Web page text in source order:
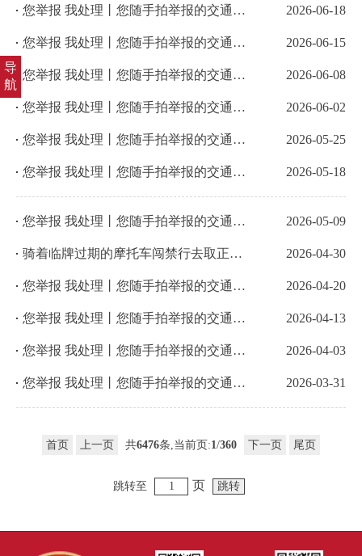
导
航
2026-06-18
您举报 我处理丨您随手拍举报的交通违法已查处
2026-06-15
您举报 我处理丨您随手拍举报的交通违法已查处
2026-06-08
您举报 我处理丨您随手拍举报的交通违法已查处
2026-06-02
您举报 我处理丨您随手拍举报的交通违法已查处
2026-05-25
您举报 我处理丨您随手拍举报的交通违法已查处
2026-05-18
您举报 我处理丨您随手拍举报的交通违法已查处
2026-05-09
您举报 我处理丨您随手拍举报的交通违法已查处
2026-04-30
骑着临牌过期的摩托车闯禁行去取正式号牌……
2026-04-20
您举报 我处理丨您随手拍举报的交通违法已查处
2026-04-13
您举报 我处理丨您随手拍举报的交通违法已查处
2026-04-03
您举报 我处理丨您随手拍举报的交通违法已查处
2026-03-31
您举报 我处理丨您随手拍举报的交通违法已查处
首页 上一页 共6476条,当前页:1 /360 下一页 尾页
跳转至 页